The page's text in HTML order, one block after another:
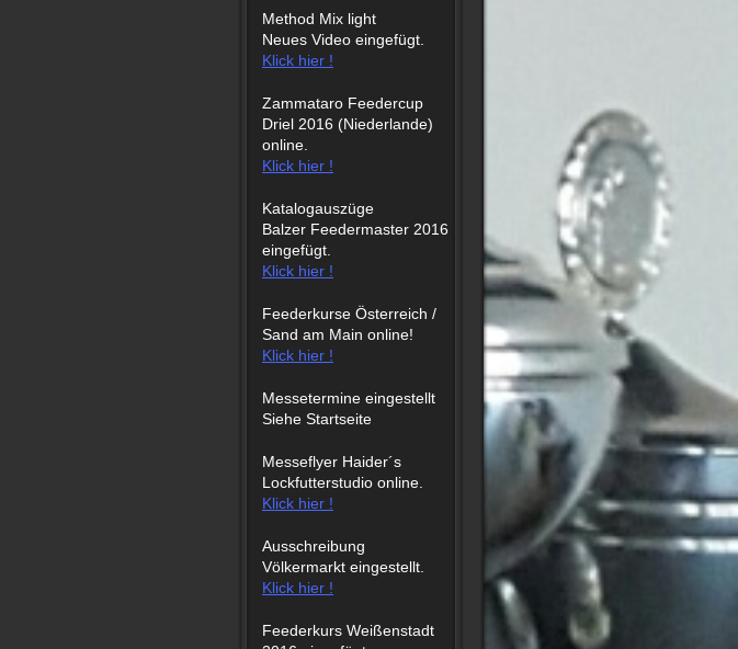
Method Mix light
Neues Video eingefügt.
Klick hier !
Zammataro Feedercup
Driel 2016 (Niederlande)
online.
Klick hier !
Katalogauszüge
Balzer Feedermaster 2016
eingefügt.
Klick hier !
Feederkurse Österreich /
Sand am Main online!
Klick hier !
Messetermine eingestellt
Siehe Startseite
Messeflyer Haider´s
Lockfutterstudio online.
Klick hier !
Ausschreibung
Völkermarkt eingestellt.
Klick hier !
Feederkurs Weißenstadt